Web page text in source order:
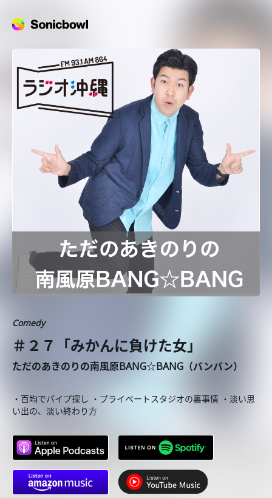
Comedy
＃２７「みかんに負けた女」
ただのあきのりの南風原BANG☆BANG（バンバン）
・百均でパイプ探し ・プライベートスタジオの裏事情 ・淡い思
い出の、淡い終わり方